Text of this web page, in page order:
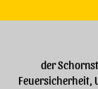
der
Feuersicherheit,